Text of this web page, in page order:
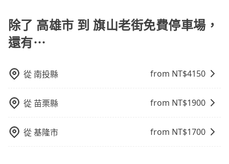
告知付款完畢，一切都能在網路上操作。但有些較冷門
或規模較小的飯店，有可能再多平台同時上架而發生超
賣的現象，便有可能到了現場卻沒房可住的窘境，所以
要再人工電話與飯店確認。預訂民宿方面，如不怕麻
得便宜，但缺點就是多數要匯款並再人工確認。假如不
介意多花一點錢省下這些瑣碎的事，台灣本土的AsiaYo
訂購時填寫的數量。請務必確實填寫當日實際攜帶的行
李及乘坐的總人數，包含成人及兒童／嬰幼兒。 2) 孩童
同行，卻無自備或加購兒童座椅。提醒您，為了保護孩
必須乘坐兒童座椅。 3) 搭乘寵物友善專車卻沒有裝籠。
避免影響行車安全，請您務將寵物置入提籠或提袋內。
除了 高雄市 到 旗山老街免費停車場，
還有⋯
從 南投縣 from NT$4150
從 苗栗縣 from NT$1900
從基隆市 from NT$1700